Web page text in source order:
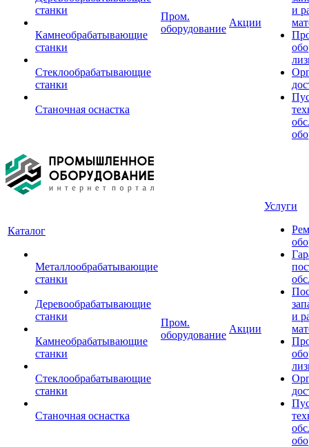
станки
Камнеобрабатывающие
станки
Стеклообрабатывающие
станки
Станочная оснастка
Пром.
оборудование
Акции
и
Каталог
Металлообрабатывающие
станки
Деревообрабатывающие
станки
Камнеобрабатывающие
станки
Стеклообрабатывающие
станки
Станочная оснастка
Пром.
оборудование
Акции
Услуги
и